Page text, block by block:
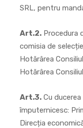
SRL, pentru
Art.2. Procedura
comisia de
Hotărârea
Hotărârea
Art.3. Cu
împuternicesc:
Direcția